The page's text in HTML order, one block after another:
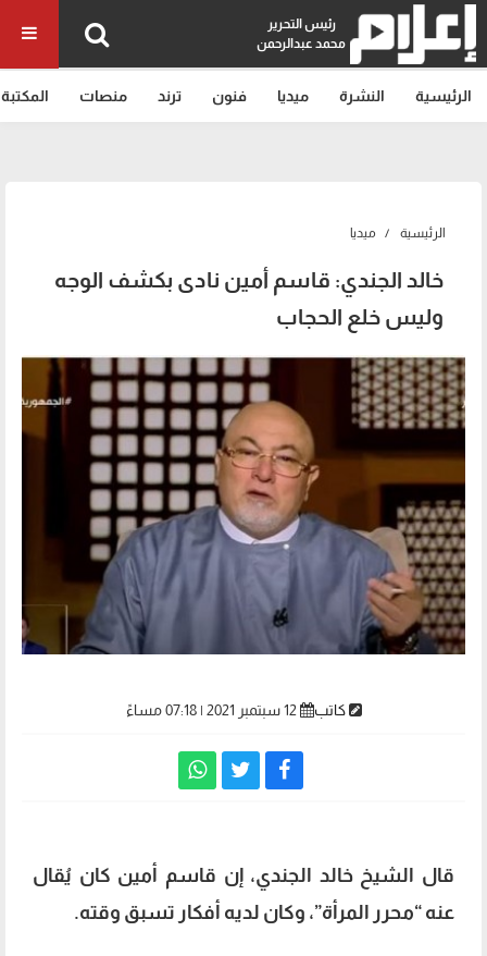
رئيس التحرير
محمد عبدالرحمن
الرئيسية النشرة ميديا فنون ترند منصات المكتبة
الرئيسية ميديا
خالد الجندي: قاسم أمين نادى بكشف الوجه
وليس خلع الحجاب
كاتب
قال الشيخ خالد الجندي، إن قاسم أمين كان يُقال
عنه “محرر المرأة”، وكان لديه أفكار تسبق وقته.